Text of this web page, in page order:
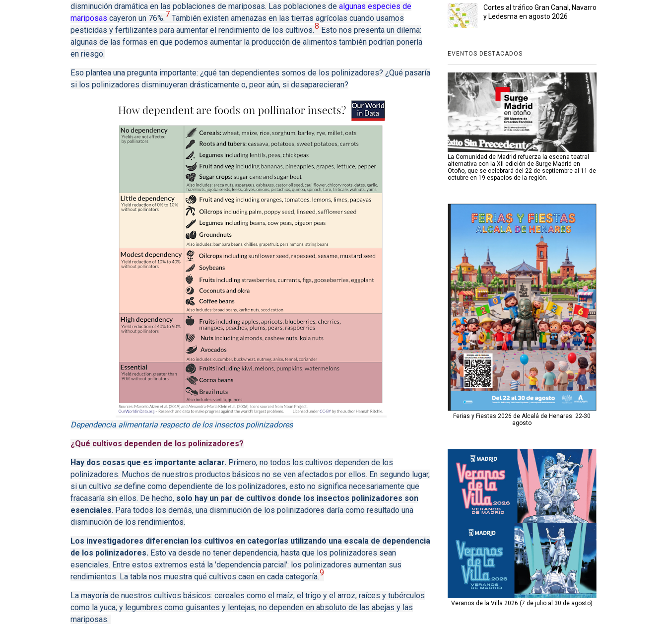
disminución dramática en las poblaciones de mariposas. Las poblaciones de algunas especies de
mariposas cayeron un 76%.7 También existen amenazas en las tierras agrícolas cuando usamos
pesticidas y fertilizantes para aumentar el rendimiento de los cultivos.8 Esto nos presenta un dilema:
algunas de las formas en que podemos aumentar la producción de alimentos también podrían ponerla
en riesgo.
Eso plantea una pregunta importante: ¿qué tan dependientes somos de los polinizadores? ¿Qué pasaría
si los polinizadores disminuyeran drásticamente o, peor aún, si desaparecieran?
Dependencia alimentaria respecto de los insectos polinizadores
¿Qué cultivos dependen de los polinizadores?
Hay dos cosas que es importante aclarar. Primero, no todos los cultivos dependen de los
polinizadores. Muchos de nuestros productos básicos no se ven afectados por ellos. En segundo lugar,
si un cultivo sedefine como dependiente de los polinizadores, esto no significa necesariamente que
fracasaría sin ellos. De hecho, solo hay un par de cultivos donde los insectos polinizadores son
esenciales. Para todos los demás, una disminución de los polinizadores daría como resultado una
disminución de los rendimientos.
Los investigadores diferencian los cultivos en categorías utilizando una escala de dependencia
de los polinizadores. Esto va desde no tener dependencia, hasta que los polinizadores sean
esenciales. Entre estos extremos está la 'dependencia parcial': los polinizadores aumentan sus
rendimientos. La tabla nos muestra qué cultivos caen en cada categoría.9
La mayoría de nuestros cultivos básicos: cereales como el maíz, el trigo y el arroz; raíces y tubérculos
como la yuca; y legumbres como guisantes y lentejas, no dependen en absoluto de las abejas y las
mariposas.
Cortes al tráfico Gran Canal, Navarro
y Ledesma en agosto 2026
EVENTOS DESTACADOS
La Comunidad de Madrid refuerza la escena teatral
alternativa con la XII edición de Surge Madrid en
Otoño, que se celebrará del 22 de septiembre al 11 de
octubre en 19 espacios de la región.
Ferias y Fiestas 2026 de Alcalá de Henares: 22-30
agosto
Veranos de la Villa 2026 (7 de julio al 30 de agosto)